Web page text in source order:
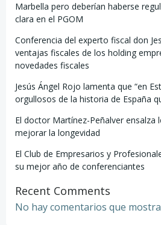
Marbella pero deberían haberse
clara en el PGOM
Conferencia del experto fiscal don
ventajas fiscales de los holding
novedades fiscales
Jesús Ángel Rojo lamenta que “en
orgullosos de la historia de España
El doctor Martínez-Peñalver ensalza
mejorar la longevidad
El Club de Empresarios y
su mejor año de conferenciantes
Recent Comments
No hay comentarios que